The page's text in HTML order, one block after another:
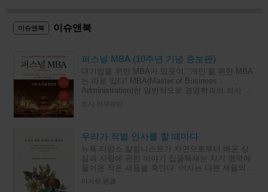
이슈앤북 이슈앤북
퍼스널 MBA (10주년 기념 증보판)
대기업을 위한 MBA가 있듯이, ‘개인’을 위한 MBA
는 따로 있다! MBA(Master of Business
Administration)란 일반적으로 경영학과의 석사 과
조시 카우프만
우리가 작별 인사를 할 때마다
뉴욕 타임스 칼럼니스트가 자연으로부터 배운 상
실과 사랑에 관한 이야기 집굴뚝새는 자기 영역에
들어온 작은 새들을 죽인다. 어치는 다른 새들의
새끼를 잡아먹는다. 시인이자 수필가인 마거릿 렌
클이 관찰한 미국 남
마거릿 렌클